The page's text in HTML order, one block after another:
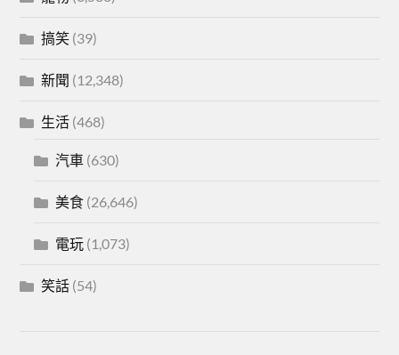
搞笑 (39)
新聞 (12,348)
生活 (468)
汽車 (630)
美食 (26,646)
電玩 (1,073)
笑話 (54)